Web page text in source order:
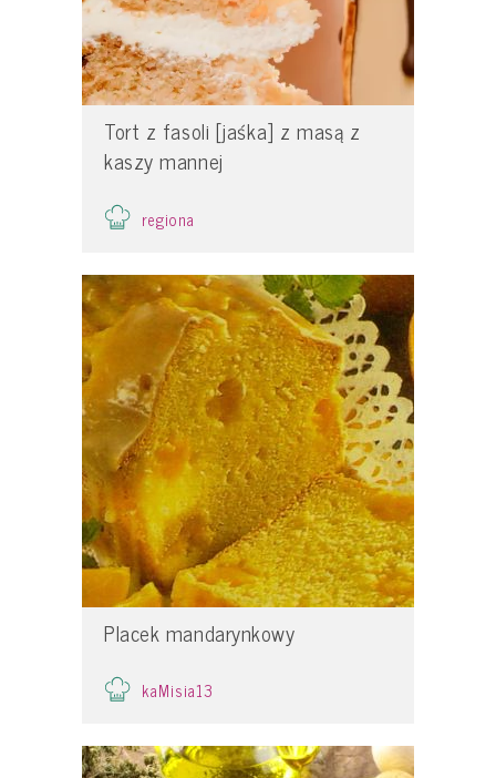
Tort z fasoli [jaśka] z masą z
kaszy mannej
regiona
Placek mandarynkowy
kaMisia13